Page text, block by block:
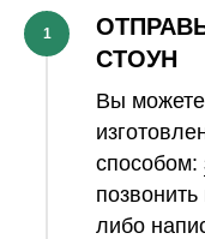
1
СТОУН
Вы можете
способом:
либо